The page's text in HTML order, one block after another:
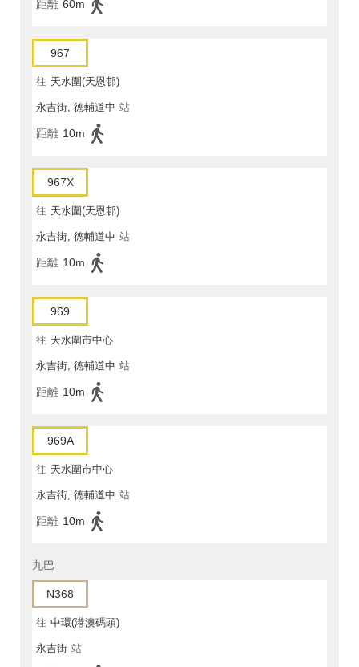
距離 60m
967
往 天水圍(天恩邨)
永吉街, 德輔道中 站
距離 10m
967X
往 天水圍(天恩邨)
永吉街, 德輔道中 站
距離 10m
969
往 天水圍市中心
永吉街, 德輔道中 站
距離 10m
969A
往 天水圍市中心
永吉街, 德輔道中 站
距離 10m
九巴
N368
往 中環(港澳碼頭)
永吉街 站